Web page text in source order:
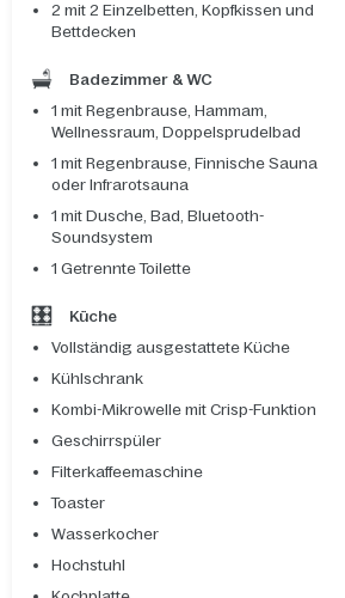
2 mit 2 Einzelbetten, Kopfkissen und
Bettdecken
Badezimmer & WC
1 mit Regenbrause, Hammam,
Wellnessraum, Doppelsprudelbad
1 mit Regenbrause, Finnische Sauna
oder Infrarotsauna
1 mit Dusche, Bad, Bluetooth-
Soundsystem
1 Getrennte Toilette
Küche
Vollständig ausgestattete Küche
Kühlschrank
Kombi-Mikrowelle mit Crisp-Funktion
Geschirrspüler
Filterkaffeemaschine
Toaster
Wasserkocher
Hochstuhl